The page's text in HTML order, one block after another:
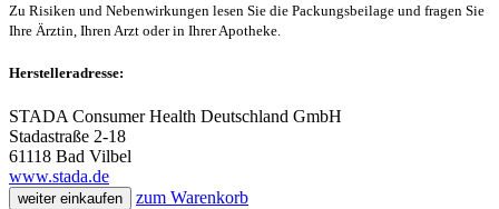
Zu Risiken und Nebenwirkungen lesen Sie die Packungsbeilage und fragen Sie
Ihre Ärztin, Ihren Arzt oder in Ihrer Apotheke.
Herstelleradresse:
STADA Consumer Health Deutschland GmbH
Stadastraße 2-18
61118 Bad Vilbel
www.stada.de
weiter einkaufen zum Warenkorb